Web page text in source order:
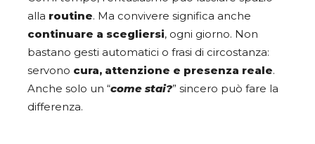
alla routine. Ma convivere significa anche
continuare a scegliersi, ogni giorno. Non
bastano gesti automatici o frasi di circostanza:
servono cura, attenzione e presenza reale.
Anche solo un “come stai?” sincero può fare la
differenza.